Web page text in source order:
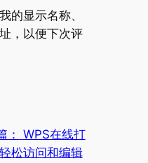
的显示名称、
，以便下次评
： WPS在线打
松访问和编辑